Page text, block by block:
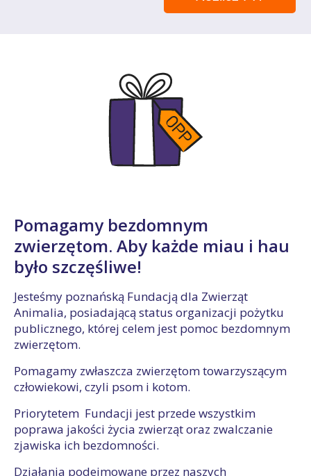
Pomagamy bezdomnym
zwierzętom. Aby każde miau i hau
było szczęśliwe!
Jesteśmy poznańską Fundacją dla Zwierząt
Animalia, posiadającą status organizacji pożytku
publicznego, której celem jest pomoc bezdomnym
zwierzętom.
Pomagamy zwłaszcza zwierzętom towarzyszącym
człowiekowi, czyli psom i kotom.
Priorytetem Fundacji jest przede wszystkim
poprawa jakości życia zwierząt oraz zwalczanie
zjawiska ich bezdomności.
Działania podejmowane przez naszych